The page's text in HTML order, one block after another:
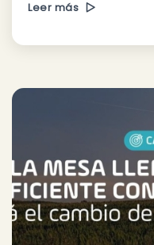
Leer más